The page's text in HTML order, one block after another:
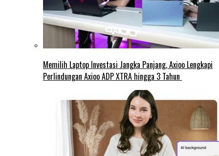
Memilih Laptop Investasi Jangka Panjang, Axioo Lengkapi
Perlindungan Axioo ADP XTRA hingga 3 Tahun